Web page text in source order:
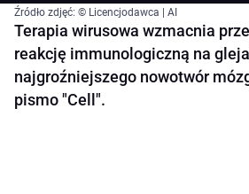
Źródło zdjęć: © Licencjodawca | AI
Terapia wirusowa wzmacnia
reakcję immunologiczną na
najgroźniejszego nowotwór
pismo "Cell".